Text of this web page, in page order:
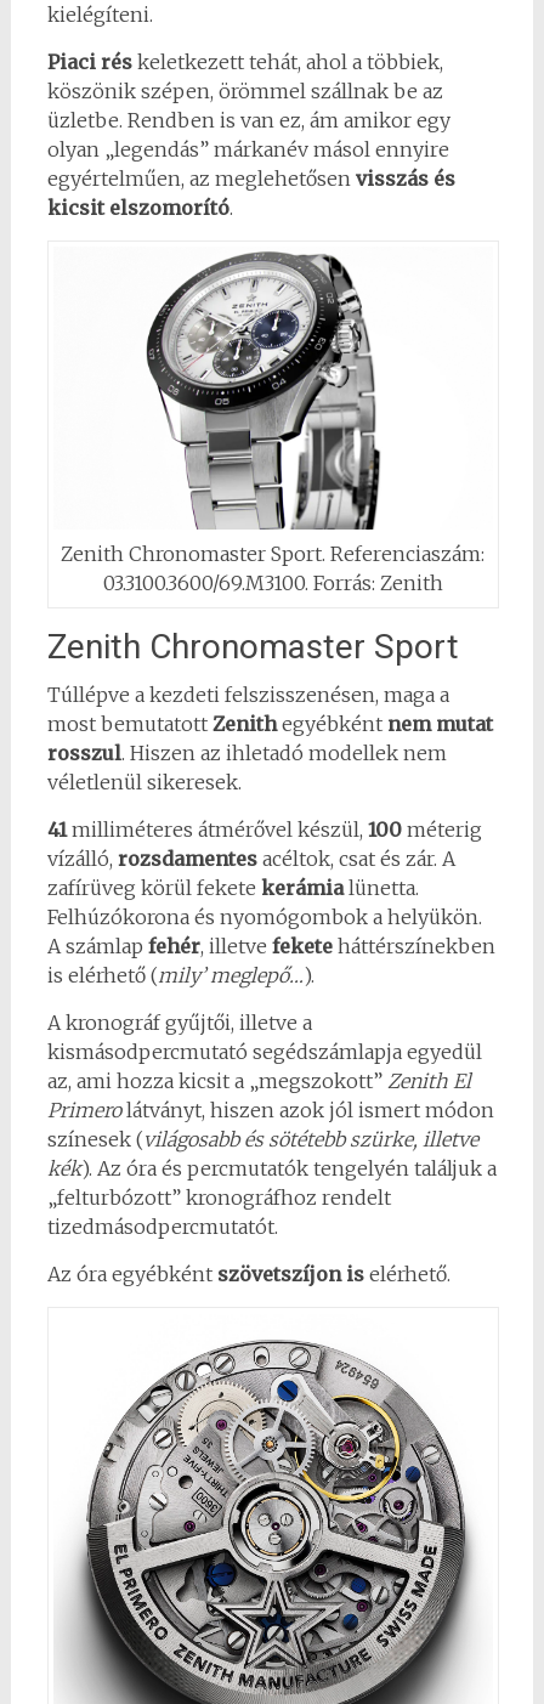
kielégíteni.
Piaci réskeletkezett tehát, ahol a többiek,
köszönik szépen, örömmel szállnak be az
üzletbe. Rendben is van ez, ám amikor egy
olyan „legendás” márkanév másol ennyire
egyértelműen, az meglehetősen visszás és
kicsit elszomorító.
Zenith Chronomaster Sport. Referenciaszám:
03.3100.3600/69.M3100. Forrás: Zenith
Zenith Chronomaster Sport
Túllépve a kezdeti felszisszenésen, maga a
most bemutatott Zenithegyébként nem mutat
rosszul. Hiszen az ihletadó modellek nem
véletlenül sikeresek.
41milliméteres átmérővel készül, 100méterig
vízálló, rozsdamentesacéltok, csat és zár. A
zafírüveg körül fekete kerámialünetta.
Felhúzókorona és nyomógombok a helyükön.
A számlap fehér, illetve feketeháttérszínekben
is elérhető (mily’ meglepő…).
A kronográf gyűjtői, illetve a
kismásodpercmutató segédszámlapja egyedül
az, ami hozza kicsit a „megszokott” Zenith El
Primerolátványt, hiszen azok jól ismert módon
színesek (világosabb és sötétebb szürke, illetve
kék). Az óra és percmutatók tengelyén találjuk a
„felturbózott” kronográfhoz rendelt
tizedmásodpercmutatót.
Az óra egyébként szövetszíjon iselérhető.